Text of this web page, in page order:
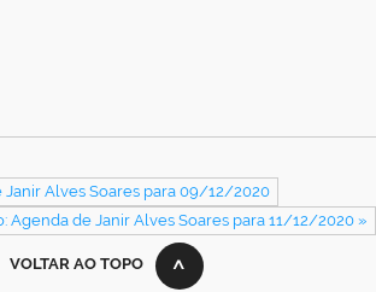
Janir Alves Soares para 09/12/2020
Agenda de Janir Alves Soares para 11/12/2020 »
VOLTAR AO TOPO